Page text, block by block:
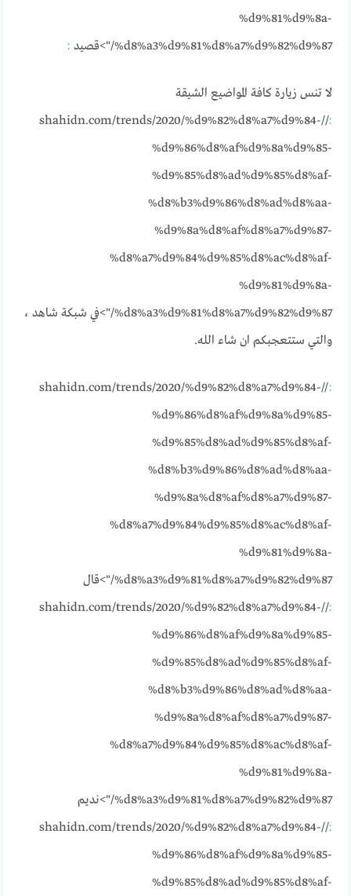
%d9%81%d9%8a-
%d8%a3%d9%81%d8%a7%d9%82%d9%87/">قصيد
:
لا تنس زيارة كافة المواضيع الشيقة
:
//shahidn.com/trends/2020/%d9%82%d8%a7%d9%84-
%d9%86%d8%af%d9%8a%d9%85-
%d9%85%d8%ad%d9%85%d8%af-
%d8%b3%d9%86%d8%ad%d8%aa-
%d9%8a%d8%af%d8%a7%d9%87-
%d8%a7%d9%84%d9%85%d8%ac%d8%af-
%d9%81%d9%8a-
%d8%a3%d9%81%d8%a7%d9%82%d9%87/">في شبكة شاهد ،
والتي ستتعجبكم ان شاء الله.
:
//shahidn.com/trends/2020/%d9%82%d8%a7%d9%84-
%d9%86%d8%af%d9%8a%d9%85-
%d9%85%d8%ad%d9%85%d8%af-
%d8%b3%d9%86%d8%ad%d8%aa-
%d9%8a%d8%af%d8%a7%d9%87-
%d8%a7%d9%84%d9%85%d8%ac%d8%af-
%d9%81%d9%8a-
%d8%a3%d9%81%d8%a7%d9%82%d9%87/">قال
:
//shahidn.com/trends/2020/%d9%82%d8%a7%d9%84-
%d9%86%d8%af%d9%8a%d9%85-
%d9%85%d8%ad%d9%85%d8%af-
%d8%b3%d9%86%d8%ad%d8%aa-
%d9%8a%d8%af%d8%a7%d9%87-
%d8%a7%d9%84%d9%85%d8%ac%d8%af-
%d9%81%d9%8a-
%d8%a3%d9%81%d8%a7%d9%82%d9%87/">نديم
:
//shahidn.com/trends/2020/%d9%82%d8%a7%d9%84-
%d9%86%d8%af%d9%8a%d9%85-
%d9%85%d8%ad%d9%85%d8%af-